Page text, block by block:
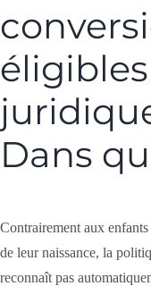
Dans
Contrairement aux
de leur naissance, la
reconnaît pas